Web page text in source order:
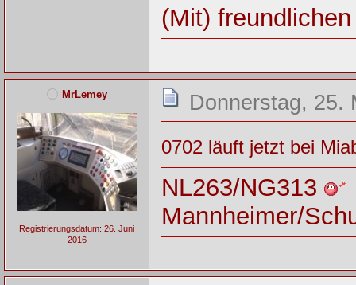
(Mit)
MrLemey
Registrierungsdatum: 26. Juni
2016
Donnerstag, 25.
0702 läuft jetzt bei
NL263/NG313
Mannheimer/